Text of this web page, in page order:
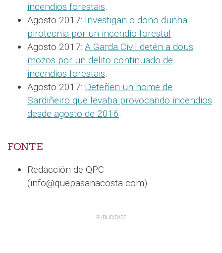
incendios forestais.
Agosto 2017: Investigan o dono dunha
pirotecnia por un incendio forestal
Agosto 2017: A Garda Civil detén a dous
mozos por un delito continuado de
incendios forestais.
Agosto 2017: Deteñen un home de
Sardiñeiro que levaba provocando incendios
desde agosto de 2016.
FONTE
Redacción de QPC
(info@quepasanacosta.com).